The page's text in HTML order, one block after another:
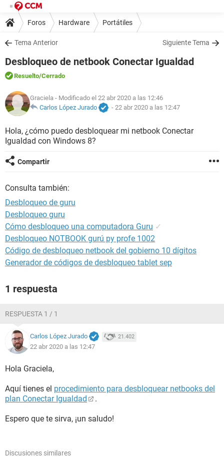
Foros Hardware Portátiles
Tema Anterior Siguiente Tema
Desbloqueo de netbook Conectar Igualdad
Resuelto/Cerrado
Graciela - Modificado el 22 abr 2020 a las 12:46
Carlos López Jurado
- 22 abr 2020 a las 12:47
Hola, ¿cómo puedo desbloquear mi netbook Conectar
Igualdad con Windows 8?
Compartir
Consulta también:
Desbloqueo de guru
Desbloqueo guru
Cómo desbloqueo una computadora Guru ✓
Desbloqueo NOTBOOK gurú py profe 1002
Código de desbloqueo netbook del gobierno 10 dígitos
Generador de códigos de desbloqueo tablet sep
1 respuesta
RESPUESTA 1 / 1
Carlos López Jurado 21.402
22 abr 2020 a las 12:47
Hola Graciela,
Aquí tienes el procedimiento para desbloquear netbooks del
plan Conectar Igualdad
.
Espero que te sirva, ¡un saludo!
Discusiones similares